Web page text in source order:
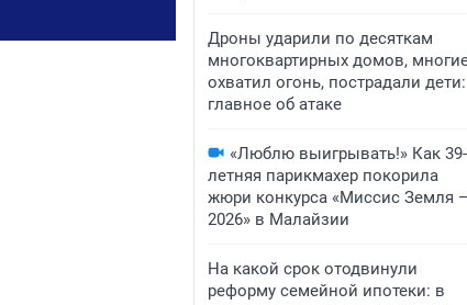
Дроны ударили по десяткам
многоквартирных домов,
охватил огонь, пострадали дети:
главное об атаке
«Люблю выигрывать!» Как 39-
летняя парикмахер покорила
жюри конкурса «Миссис Земля
2026» в Малайзии
На какой срок отодвинули
реформу семейной ипотеки: в